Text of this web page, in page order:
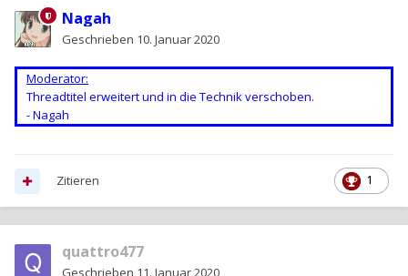
Nagah
Geschrieben 10. Januar 2020
Moderator:
Threadtitel erweitert und in die Technik verschoben.
- Nagah
1
Zitieren
quattro477
Geschrieben 11. Januar 2020